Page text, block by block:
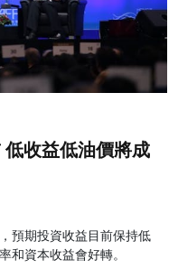
收益低油價將成
預期投資收益目前保持低
和資本收益會好轉。